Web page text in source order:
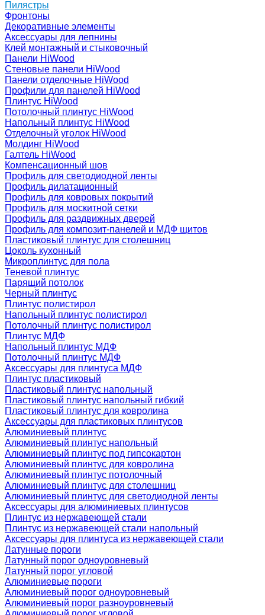
Пилястры
Фронтоны
Декоративные элементы
Аксессуары для лепнины
Клей монтажный и стыковочный
Панели HiWood
Стеновые панели HiWood
Панели отделочные HiWood
Профили для панелей HiWood
Плинтус HiWood
Потолочный плинтус HiWood
Напольный плинтус HiWood
Отделочный уголок HiWood
Молдинг HiWood
Галтель HiWood
Компенсационный шов
Профиль для светодиодной ленты
Профиль дилатационный
Профиль для ковровых покрытий
Профиль для москитной сетки
Профиль для раздвижных дверей
Профиль для композит-панелей и МДФ щитов
Пластиковый плинтус для столешниц
Цоколь кухонный
Микроплинтус для пола
Теневой плинтус
Парящий потолок
Черный плинтус
Плинтус полистирол
Напольный плинтус полистирол
Потолочный плинтус полистирол
Плинтус МДФ
Напольный плинтус МДФ
Потолочный плинтус МДФ
Аксессуары для плинтуса МДФ
Плинтус пластиковый
Пластиковый плинтус напольный
Пластиковый плинтус напольный гибкий
Пластиковый плинтус для ковролина
Аксессуары для пластиковых плинтусов
Алюминиевый плинтус
Алюминиевый плинтус напольный
Алюминиевый плинтус под гипсокартон
Алюминиевый плинтус для ковролина
Алюминиевый плинтус потолочный
Алюминиевый плинтус для столешниц
Алюминиевый плинтус для светодиодной ленты
Аксессуары для алюминиевых плинтусов
Плинтус из нержавеющей стали
Плинтус из нержавеющей стали напольный
Аксессуары для плинтуса из нержавеющей стали
Латунные пороги
Латунный порог одноуровневый
Латунный порог угловой
Алюминиевые пороги
Алюминиевый порог одноуровневый
Алюминиевый порог разноуровневый